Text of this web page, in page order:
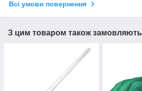
Всі умови повернення
З цим товаром також замовляють